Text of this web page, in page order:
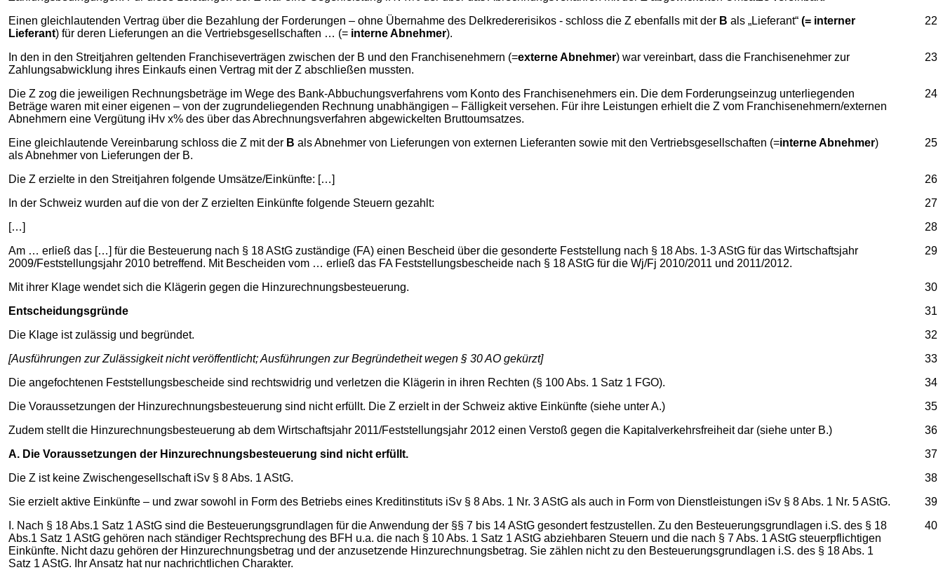
22
Einen gleichlautenden Vertrag über die Bezahlung der Forderungen – ohne Übernahme des Delkredererisikos - schloss die Z ebenfalls mit der B als „Lieferant“ (= interner
Lieferant) für deren Lieferungen an die Vertriebsgesellschaften … (= interne Abnehmer).
23
In den in den Streitjahren geltenden Franchiseverträgen zwischen der B und den Franchisenehmern (=externe Abnehmer) war vereinbart, dass die Franchisenehmer zur
Zahlungsabwicklung ihres Einkaufs einen Vertrag mit der Z abschließen mussten.
24
Die Z zog die jeweiligen Rechnungsbeträge im Wege des Bank-Abbuchungsverfahrens vom Konto des Franchisenehmers ein. Die dem Forderungseinzug unterliegenden
Beträge waren mit einer eigenen – von der zugrundeliegenden Rechnung unabhängigen – Fälligkeit versehen. Für ihre Leistungen erhielt die Z vom Franchisenehmern/externen
Abnehmern eine Vergütung iHv x% des über das Abrechnungsverfahren abgewickelten Bruttoumsatzes.
25
Eine gleichlautende Vereinbarung schloss die Z mit der B als Abnehmer von Lieferungen von externen Lieferanten sowie mit den Vertriebsgesellschaften (=interne Abnehmer)
als Abnehmer von Lieferungen der B.
26
Die Z erzielte in den Streitjahren folgende Umsätze/Einkünfte: […]
27
In der Schweiz wurden auf die von der Z erzielten Einkünfte folgende Steuern gezahlt:
28
[…]
29
Am … erließ das […] für die Besteuerung nach § 18 AStG zuständige (FA) einen Bescheid über die gesonderte Feststellung nach § 18 Abs. 1-3 AStG für das Wirtschaftsjahr
2009/Feststellungsjahr 2010 betreffend. Mit Bescheiden vom … erließ das FA Feststellungsbescheide nach § 18 AStG für die Wj/Fj 2010/2011 und 2011/2012.
30
Mit ihrer Klage wendet sich die Klägerin gegen die Hinzurechnungsbesteuerung.
31
Entscheidungsgründe
32
Die Klage ist zulässig und begründet.
33
[Ausführungen zur Zulässigkeit nicht veröffentlicht; Ausführungen zur Begründetheit wegen § 30 AO gekürzt]
34
Die angefochtenen Feststellungsbescheide sind rechtswidrig und verletzen die Klägerin in ihren Rechten (§ 100 Abs. 1 Satz 1 FGO).
35
Die Voraussetzungen der Hinzurechnungsbesteuerung sind nicht erfüllt. Die Z erzielt in der Schweiz aktive Einkünfte (siehe unter A.)
36
Zudem stellt die Hinzurechnungsbesteuerung ab dem Wirtschaftsjahr 2011/Feststellungsjahr 2012 einen Verstoß gegen die Kapitalverkehrsfreiheit dar (siehe unter B.)
37
A. Die Voraussetzungen der Hinzurechnungsbesteuerung sind nicht erfüllt.
38
Die Z ist keine Zwischengesellschaft iSv § 8 Abs. 1 AStG.
39
Sie erzielt aktive Einkünfte – und zwar sowohl in Form des Betriebs eines Kreditinstituts iSv § 8 Abs. 1 Nr. 3 AStG als auch in Form von Dienstleistungen iSv § 8 Abs. 1 Nr. 5 AStG.
40
I. Nach § 18 Abs.1 Satz 1 AStG sind die Besteuerungsgrundlagen für die Anwendung der §§ 7 bis 14 AStG gesondert festzustellen. Zu den Besteuerungsgrundlagen i.S. des § 18
Abs.1 Satz 1 AStG gehören nach ständiger Rechtsprechung des BFH u.a. die nach § 10 Abs. 1 Satz 1 AStG abziehbaren Steuern und die nach § 7 Abs. 1 AStG steuerpflichtigen
Einkünfte. Nicht dazu gehören der Hinzurechnungsbetrag und der anzusetzende Hinzurechnungsbetrag. Sie zählen nicht zu den Besteuerungsgrundlagen i.S. des § 18 Abs. 1
Satz 1 AStG. Ihr Ansatz hat nur nachrichtlichen Charakter.